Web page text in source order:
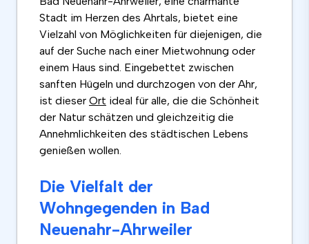
Stadt im Herzen des Ahrtals, bietet eine
Vielzahl von Möglichkeiten für diejenigen, die
auf der Suche nach einer Mietwohnung oder
einem Haus sind. Eingebettet zwischen
sanften Hügeln und durchzogen von der Ahr,
ist dieser Ort ideal für alle, die die Schönheit
der Natur schätzen und gleichzeitig die
Annehmlichkeiten des städtischen Lebens
genießen wollen.
Die Vielfalt der
Wohngegenden in Bad
Neuenahr-Ahrweiler